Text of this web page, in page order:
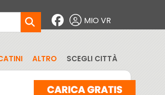
MIO VR
ALTRO SCEGLI CITTÀ